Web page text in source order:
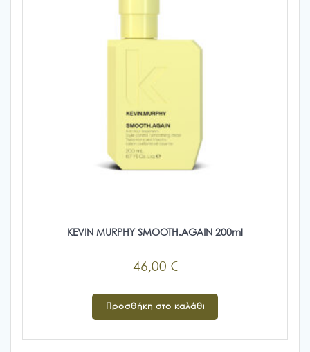
KEVIN MURPHY SMOOTH.AGAIN 200ml
46,00 €
Προσθήκη στο καλάθι